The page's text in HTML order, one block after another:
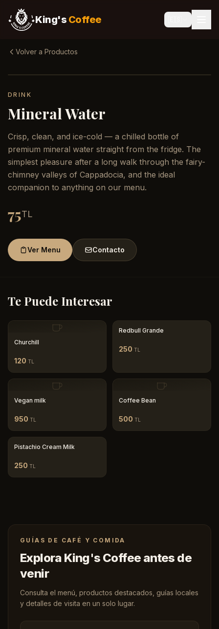
King's Coffee
Volver a Productos
DRINK
Mineral Water
Crisp, clean, and ice-cold — a chilled bottle of
premium mineral water straight from the fridge. The
simplest pleasure after a long walk through the fairy-
chimney valleys of Cappadocia, and the ideal
companion to anything on our menu.
75TL
Ver Menu Contacto
Te Puede Interesar
Churchill
120 TL
Redbull Grande
250 TL
Vegan milk
950 TL
Coffee Bean
500 TL
Pistachio Cream Milk
250 TL
GUÍAS DE CAFÉ Y COMIDA
Explora King's Coffee antes de
venir
Consulta el menú, productos destacados, guías locales
y detalles de visita en un solo lugar.